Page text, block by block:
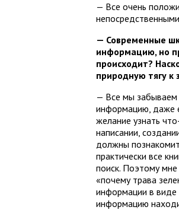
— Все очень
— Современные
информацию, но
происходит?
природную тягу к
— Все мы забываем
информацию, даже
желание узнать
написании,
должны
практически все
поиск. Поэтому
«почему трава
информации в виде
информацию